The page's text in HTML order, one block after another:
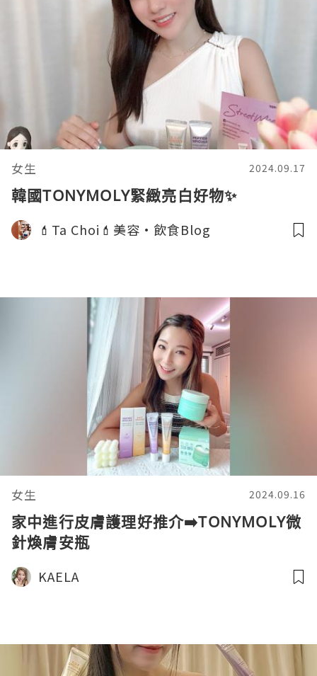
女生 2024.09.17
韓國TONYMOLY緊緻亮白好物✨
💄Ta Choi💄美容•飲食Blog
女生 2024.09.16
家中進行皮膚護理好推介➡️TONYMOLY微
針煥膚安瓶
KAELA